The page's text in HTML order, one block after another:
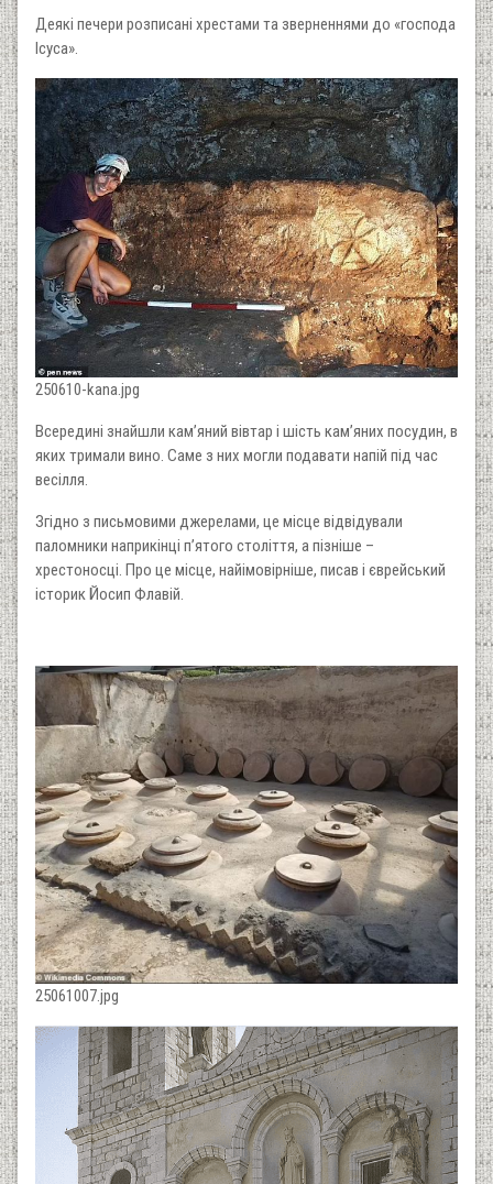
Деякі печери розписані хрестами та зверненнями до «господа
Ісуса».
250610-kana.jpg
Всередині знайшли кам’яний вівтар і шість кам’яних посудин, в
яких тримали вино. Саме з них могли подавати напій під час
весілля.
Згідно з письмовими джерелами, це місце відвідували
паломники наприкінці п’ятого століття, а пізніше –
хрестоносці. Про це місце, найімовірніше, писав і єврейський
історик Йосип Флавій.
25061007.jpg